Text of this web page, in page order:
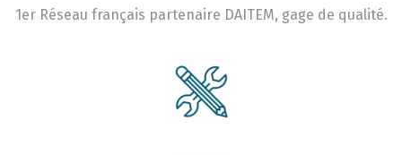
1er Réseau français partenaire DAITEM, gage de qualité.